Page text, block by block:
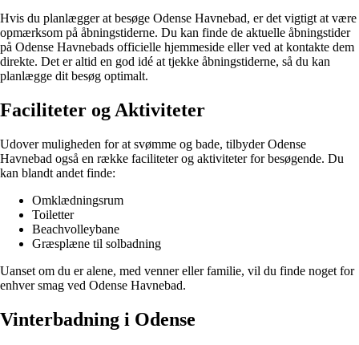
Hvis du planlægger at besøge Odense Havnebad, er det vigtigt at være
opmærksom på åbningstiderne. Du kan finde de aktuelle åbningstider
på Odense Havnebads officielle hjemmeside eller ved at kontakte dem
direkte. Det er altid en god idé at tjekke åbningstiderne, så du kan
planlægge dit besøg optimalt.
Faciliteter og Aktiviteter
Udover muligheden for at svømme og bade, tilbyder Odense
Havnebad også en række faciliteter og aktiviteter for besøgende. Du
kan blandt andet finde:
Omklædningsrum
Toiletter
Beachvolleybane
Græsplæne til solbadning
Uanset om du er alene, med venner eller familie, vil du finde noget for
enhver smag ved Odense Havnebad.
Vinterbadning i Odense